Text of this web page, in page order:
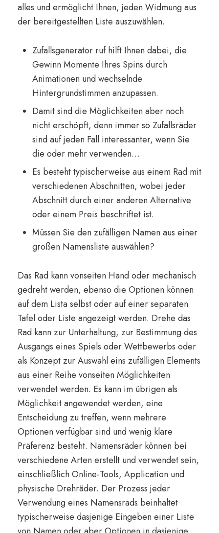
alles und ermöglicht Ihnen, jeden Widmung aus
der bereitgestellten Liste auszuwählen.
Zufallsgenerator ruf hilft Ihnen dabei, die
Gewinn Momente Ihres Spins durch
Animationen und wechselnde
Hintergrundstimmen anzupassen.
Damit sind die Möglichkeiten aber noch
nicht erschöpft, denn immer so Zufallsräder
sind auf jeden Fall interessanter, wenn Sie
die oder mehr verwenden…
Es besteht typischerweise aus einem Rad mit
verschiedenen Abschnitten, wobei jeder
Abschnitt durch einer anderen Alternative
oder einem Preis beschriftet ist.
Müssen Sie den zufälligen Namen aus einer
großen Namensliste auswählen?
Das Rad kann vonseiten Hand oder mechanisch
gedreht werden, ebenso die Optionen können
auf dem Lista selbst oder auf einer separaten
Tafel oder Liste angezeigt werden. Drehe das
Rad kann zur Unterhaltung, zur Bestimmung des
Ausgangs eines Spiels oder Wettbewerbs oder
als Konzept zur Auswahl eins zufälligen Elements
aus einer Reihe vonseiten Möglichkeiten
verwendet werden. Es kann im übrigen als
Möglichkeit angewendet werden, eine
Entscheidung zu treffen, wenn mehrere
Optionen verfügbar sind und wenig klare
Präferenz besteht. Namensräder können bei
verschiedene Arten erstellt und verwendet sein,
einschließlich Online-Tools, Application und
physische Drehräder. Der Prozess jeder
Verwendung eines Namensrads beinhaltet
typischerweise dasjenige Eingeben einer Liste